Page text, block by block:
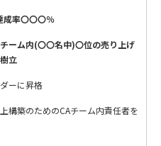
成率〇〇〇％
ーム内(〇〇名中)〇位の売り上げ
立
ーに昇格
構築のためのCAチーム内責任者を